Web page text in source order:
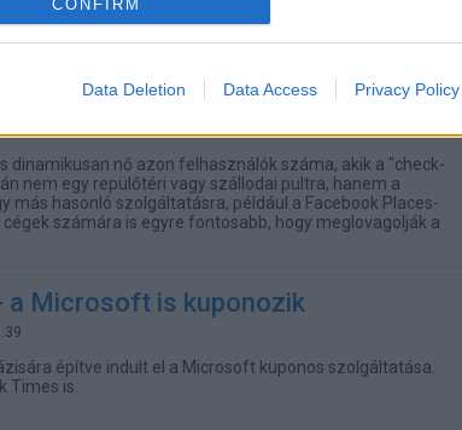
CONFIRM
Data Deletion Data Access Privacy Policy
a tőzsdére lépést.
kattanva
dinamikusan nő azon felhasználók száma, akik a "check-
nem egy repülőtéri vagy szállodai pultra, hanem a
más hasonló szolgáltatásra, például a Facebook Places-
cégek számára is egyre fontosabb, hogy meglovagolják a
a Microsoft is kuponozik
építve indult el a Microsoft kuponos szolgáltatása.
Times is.